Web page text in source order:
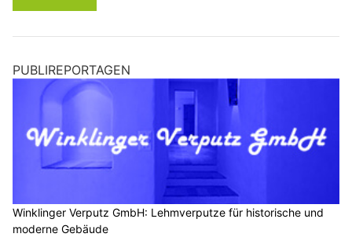
PUBLIREPORTAGEN
Winklinger Verputz GmbH: Lehmverputze für historische und
moderne Gebäude